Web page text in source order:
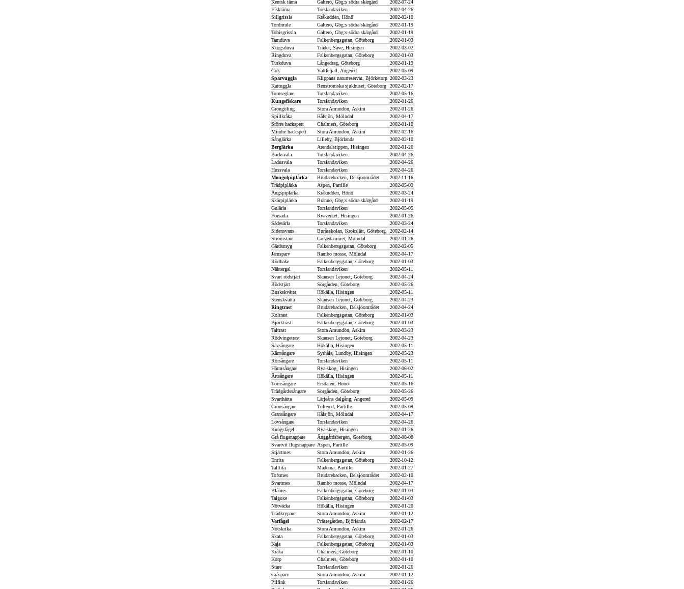
Kentsk tärna
Galterö, Gbg:s södra skärgård
2002-07-24
Fisktärna
Torslandaviken
2002-04-26
Sillgrissla
Kråkudden, Hönö
2002-02-10
Tordmule
Galterö, Gbg:s södra skärgård
2002-01-19
Tobisgrissla
Galterö, Gbg:s södra skärgård
2002-01-19
Tamduva
Falkenbergsgatan, Göteborg
2002-01-03
Skogsduva
Trädet, Säve, Hisingen
2002-03-02
Ringduva
Falkenbergsgatan, Göteborg
2002-01-03
Turkduva
Långedrag, Göteborg
2002-01-19
Gök
Vättlefjäll, Angered
2002-05-09
Sparvuggla
Klippans naturreservat, Björketorp 2002-03-23
Kattuggla
Renströmska sjukhuset, Göteborg
2002-02-17
Tornseglare
Torslandaviken
2002-05-16
Kungsfiskare
Torslandaviken
2002-01-26
Gröngöling
Stora Amundön, Askim
2002-01-26
Spillkråka
Hålsjön, Mölndal
2002-04-17
Större hackspett
Chalmers, Göteborg
2002-01-10
Mindre hackspett
Stora Amundön, Askim
2002-02-16
Sånglärka
Lilleby, Björlanda
2002-02-10
Berglärka
Arendalstippen, Hisingen
2002-01-26
Backsvala
Torslandaviken
2002-04-26
Ladusvala
Torslandaviken
2002-04-26
Hussvala
Torslandaviken
2002-04-26
Mongolpiplärka
Brudarebacken, Delsjöområdet
2002-11-16
Trädpiplärka
Aspen, Partille
2002-05-09
Ängspiplärka
Kråkudden, Hönö
2002-03-24
Skärpiplärka
Brännö, Gbg:s södra skärgård
2002-01-19
Gulärla
Torslandaviken
2002-05-05
Forsärla
Ryaverket, Hisingen
2002-01-26
Sädesärla
Torslandaviken
2002-03-24
Sidensvans
Buråsskolan, Krokslätt, Göteborg
2002-02-14
Strömstare
Grevedämmet, Mölndal
2002-01-26
Gärdsmyg
Falkenbersgsgatan, Göteborg
2002-02-05
Järnsparv
Rambo mosse, Mölndal
2002-04-17
Rödhake
Falkenbergsgatan, Göteborg
2002-01-03
Näktergal
Torslandaviken
2002-05-11
Svart rödstjärt
Skansen Lejonet, Göteborg
2002-04-24
Rödstjärt
Sörgården, Göteborg
2002-05-26
Buskskvätta
Hökälla, Hisingen
2002-05-11
Stenskvätta
Skansen Lejonet, Göteborg
2002-04-23
Ringtrast
Brudarebacken, Delsjöområdet
2002-04-24
Koltrast
Falkenbergsgatan, Göteborg
2002-01-03
Björktrast
Falkenbergsgatan, Göteborg
2002-01-03
Taltrast
Stora Amundön, Askim
2002-03-23
Rödvingetrast
Skansen Lejonet, Göteborg
2002-04-23
Sävsångare
Hökälla, Hisingen
2002-05-11
Kärrsångare
Syrhåla, Lundby, Hisingen
2002-05-23
Rörsångare
Torslandaviken
2002-05-11
Härmsångare
Rya skog, Hisingen
2002-06-02
Ärtsångare
Hökälla, Hisingen
2002-05-11
Törnsångare
Ersdalen, Hönö
2002-05-16
Trädgårdssångare
Sörgården, Göteborg
2002-05-26
Svarthätta
Lärjeåns dalgång, Angered
2002-05-09
Grönsångare
Tultered, Partille
2002-05-09
Gransångare
Hålsjön, Mölndal
2002-04-17
Lövsångare
Torslandaviken
2002-04-26
Kungsfågel
Rya skog, Hisingen
2002-01-26
Grå flugsnappare
Änggårdsbergen, Göteborg
2002-08-08
Svartvit flugsnappare Aspen, Partille
2002-05-09
Stjärtmes
Stora Amundön, Askim
2002-01-26
Entita
Falkenbergsgatan, Göteborg
2002-10-12
Talltita
Maderna, Partille
2002-01-27
Tofsmes
Brudarebacken, Delsjöområdet
2002-02-10
Svartmes
Rambo mosse, Mölndal
2002-04-17
Blåmes
Falkenbergsgatan, Göteborg
2002-01-03
Talgoxe
Falkenbergsgatan, Göteborg
2002-01-03
Nötväcka
Hökälla, Hisingen
2002-01-20
Trädkrypare
Stora Amundön, Askim
2002-01-12
Varfågel
Prästegården, Björlanda
2002-02-17
Nötskrika
Stora Amundön, Askim
2002-01-26
Skata
Falkenbergsgatan, Göteborg
2002-01-03
Kaja
Falkenbergsgatan, Göteborg
2002-01-03
Kråka
Chalmers, Göteborg
2002-01-10
Korp
Chalmers, Göteborg
2002-01-10
Stare
Torslandaviken
2002-01-26
Gråsparv
Stora Amundön, Askim
2002-01-12
Pilfink
Torslandaviken
2002-01-26